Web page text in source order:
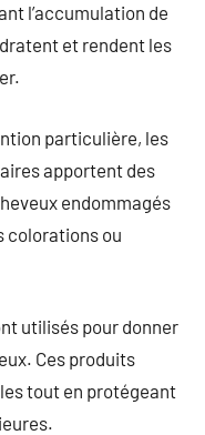
l’accumulation de
et rendent les
particulière, les
apportent des
endommagés
colorations ou
utilisés pour donner
Ces produits
tout en protégeant